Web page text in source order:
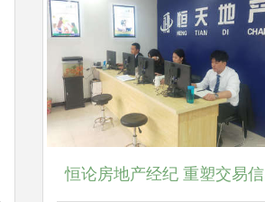
恒论房地产经纪 重塑交易信